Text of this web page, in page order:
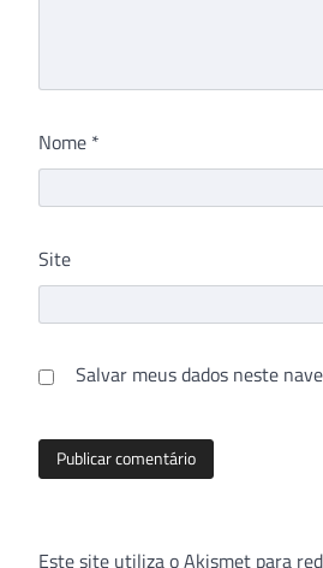
Nome *
Site
Salvar meus dados neste
Este site utiliza o Akismet para